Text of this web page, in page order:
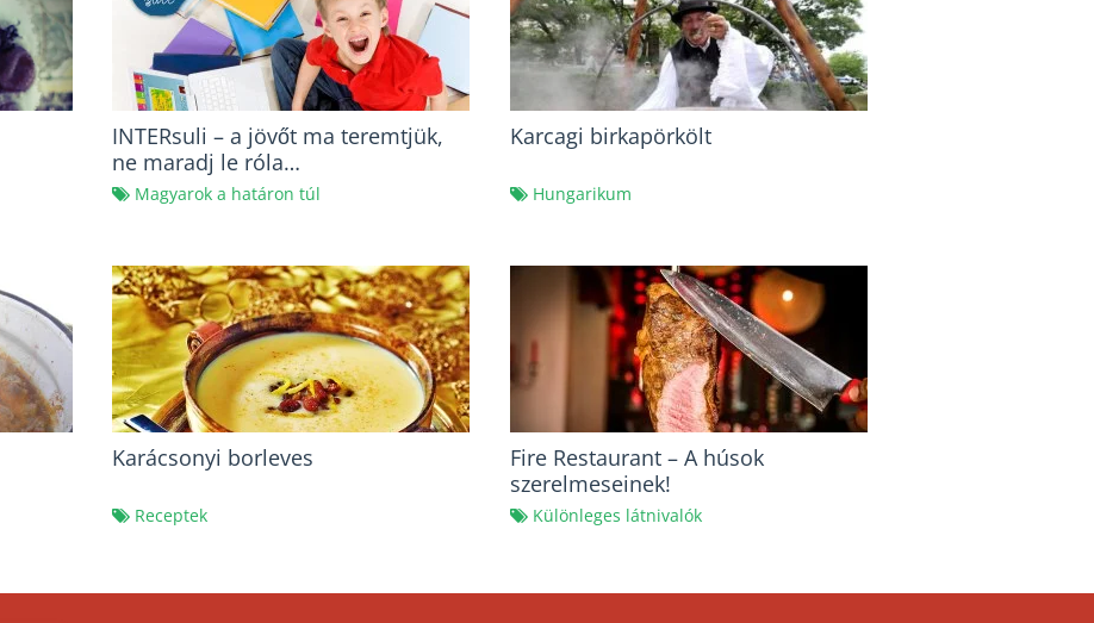
INTERsuli – a jövőt ma teremtjük,
ne maradj le róla…
Magyarok a határon túl
Karcagi birkapörkölt
Hungarikum
Karácsonyi borleves
Receptek
Fire Restaurant – A húsok
szerelmeseinek!
Különleges látnivalók